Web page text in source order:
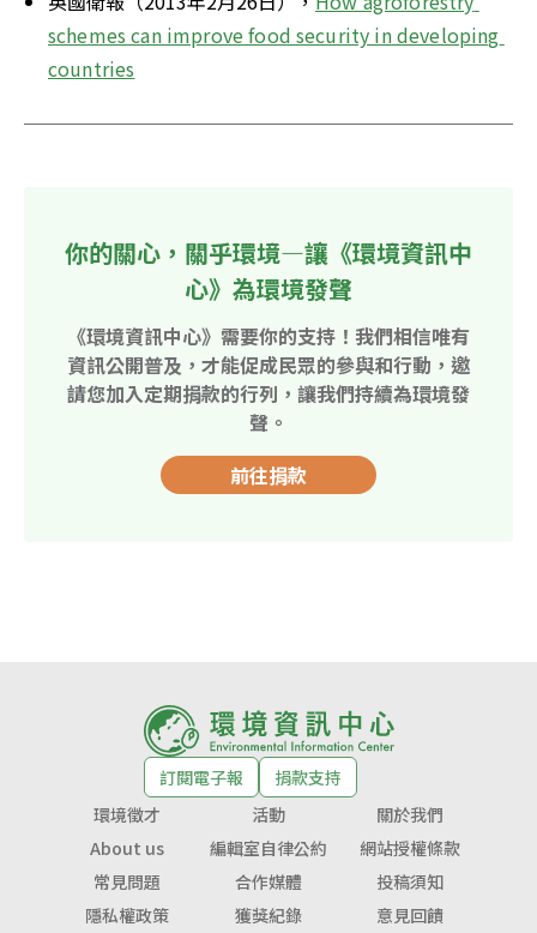
schemes can improve food security in developing
countries
你的關心，關乎環境—讓《環境資訊中
心》為環境發聲
《環境資訊中心》需要你的支持！我們相信唯有
資訊公開普及，才能促成民眾的參與和行動，邀
請您加入定期捐款的行列，讓我們持續為環境發
聲。
前往捐款
訂閱電子報
捐款支持
環境徵才
活動
關於我們
About us
編輯室自律公約
網站授權條款
常見問題
合作媒體
投稿須知
隱私權政策
獲獎紀錄 意見回饋